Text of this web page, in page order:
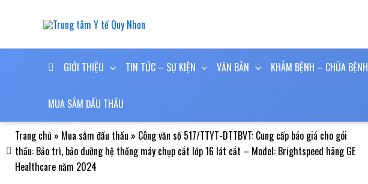
GIỚI THIỆU
TIN TỨC – SỰ KIỆN VĂN BẢN KHÁM BỆNH – CHỮA BỆNH
MUA SẮM ĐẤU THẦU
Trang chủ » Mua sắm đấu thầu » Công văn số 517/TTYT-DTTBVT: Cung cấp báo giá cho gói
thầu: Bảo trì, bảo dưỡng hệ thống máy chụp cắt lớp 16 lát cắt – Model: Brightspeed hãng GE
Healthcare năm 2024